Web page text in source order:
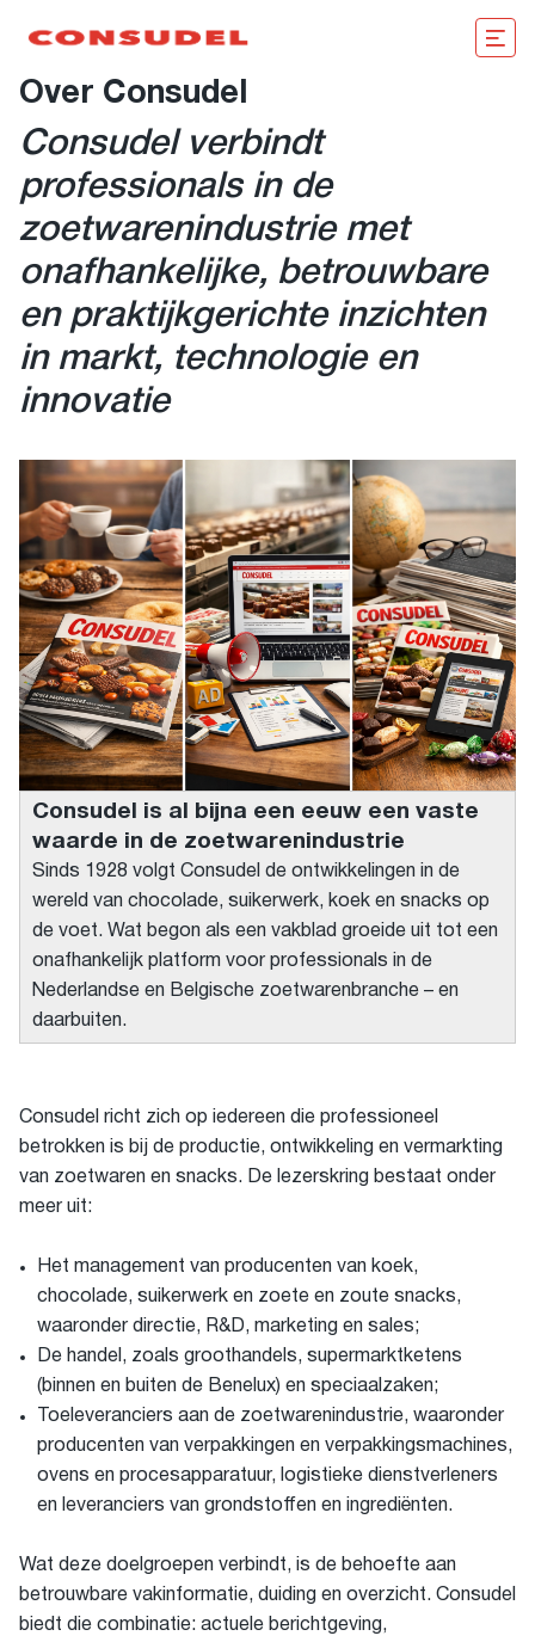
Over Consudel
Consudel verbindt
professionals in de
zoetwarenindustrie met
onafhankelijke, betrouwbare
en praktijkgerichte inzichten
in markt, technologie en
innovatie
Consudel is al bijna een eeuw een vaste
waarde in de zoetwarenindustrie
Sinds 1928 volgt Consudel de ontwikkelingen in de
wereld van chocolade, suikerwerk, koek en snacks op
de voet. Wat begon als een vakblad groeide uit tot een
onafhankelijk platform voor professionals in de
Nederlandse en Belgische zoetwarenbranche – en
daarbuiten.
Consudel richt zich op iedereen die professioneel
betrokken is bij de productie, ontwikkeling en vermarkting
van zoetwaren en snacks. De lezerskring bestaat onder
meer uit:
Het management van producenten van koek,
chocolade, suikerwerk en zoete en zoute snacks,
waaronder directie, R&D, marketing en sales;
De handel, zoals groothandels, supermarktketens
(binnen en buiten de Benelux) en speciaalzaken;
Toeleveranciers aan de zoetwarenindustrie, waaronder
producenten van verpakkingen en verpakkingsmachines,
ovens en procesapparatuur, logistieke dienstverleners
en leveranciers van grondstoffen en ingrediënten.
Wat deze doelgroepen verbindt, is de behoefte aan
betrouwbare vakinformatie, duiding en overzicht. Consudel
biedt die combinatie: actuele berichtgeving,